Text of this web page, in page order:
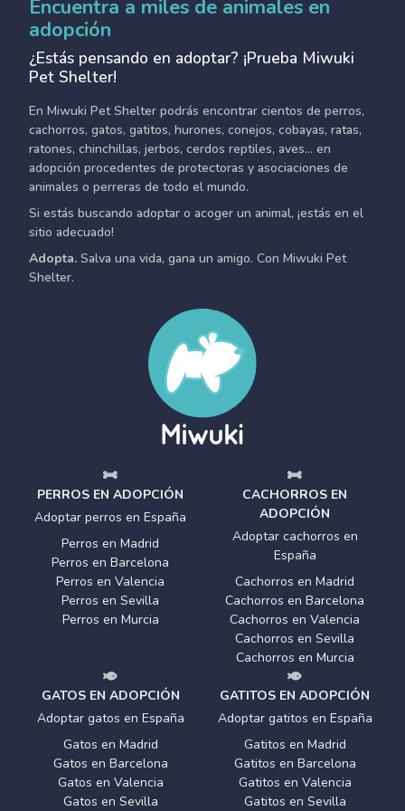
Encuentra a miles de animales en
adopción
¿Estás pensando en adoptar? ¡Prueba Miwuki
Pet Shelter!
En Miwuki Pet Shelter podrás encontrar cientos de perros,
cachorros, gatos, gatitos, hurones, conejos, cobayas, ratas,
ratones, chinchillas, jerbos, cerdos reptiles, aves... en
adopción procedentes de protectoras y asociaciones de
animales o perreras de todo el mundo.
Si estás buscando adoptar o acoger un animal, ¡estás en el
sitio adecuado!
Adopta. Salva una vida, gana un amigo. Con Miwuki Pet
Shelter.
PERROS EN ADOPCIÓN
Adoptar perros en España
Perros en Madrid
Perros en Barcelona
Perros en Valencia
Perros en Sevilla
Perros en Murcia
CACHORROS EN
ADOPCIÓN
Adoptar cachorros en
España
Cachorros en Madrid
Cachorros en Barcelona
Cachorros en Valencia
Cachorros en Sevilla
Cachorros en Murcia
GATOS EN ADOPCIÓN
Adoptar gatos en España
Gatos en Madrid
Gatos en Barcelona
Gatos en Valencia
Gatos en Sevilla
GATITOS EN ADOPCIÓN
Adoptar gatitos en España
Gatitos en Madrid
Gatitos en Barcelona
Gatitos en Valencia
Gatitos en Sevilla